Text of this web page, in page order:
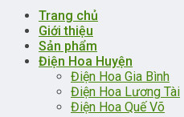
Trang chủ
Giới thiệu
Sản phẩm
Điện Hoa Huyện
Điện Hoa Gia Bình
Điện Hoa Lương Tài
Điện Hoa Quế Võ